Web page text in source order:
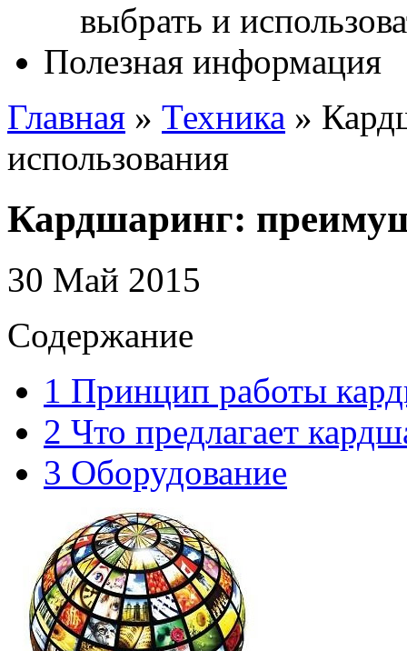
Полезная информация
Главная » Техника »
использования
Кардшаринг:
30 Май 2015
Содержание
1 Принцип работы
2 Что предлагает
3 Оборудование